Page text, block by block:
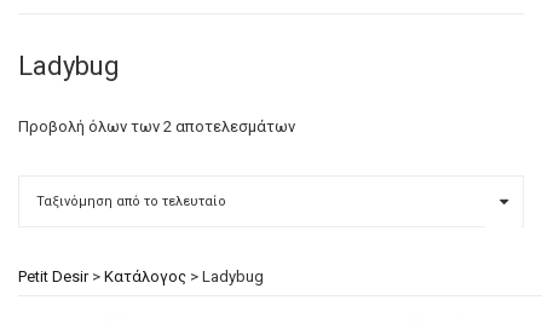
Ladybug
Προβολή όλων των 2 αποτελεσμάτων
Petit Desir> Κατάλογος > Ladybug